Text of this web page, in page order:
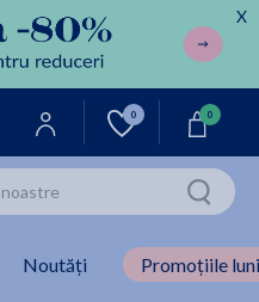
X
0 0
Noutăți Promoțiile